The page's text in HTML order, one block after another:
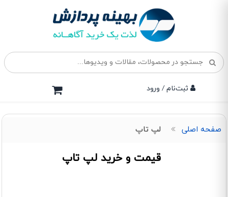
ثبت‌نام / ورود
صفحه اصلی لپ تاپ
قیمت و خرید لپ تاپ